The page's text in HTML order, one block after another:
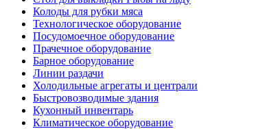
Колоды для рубки мяса
Технологическое оборудование
Посудомоечное оборудование
Прачечное оборудование
Барное оборудование
Линии раздачи
Холодильные агрегаты и централи
Быстровозводимые здания
Кухонный инвентарь
Климатическое оборудование